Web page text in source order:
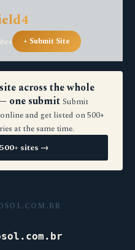
+ Submit Site
across the whole
one submit Submit
and get listed on 500+
at the same time.
sites →